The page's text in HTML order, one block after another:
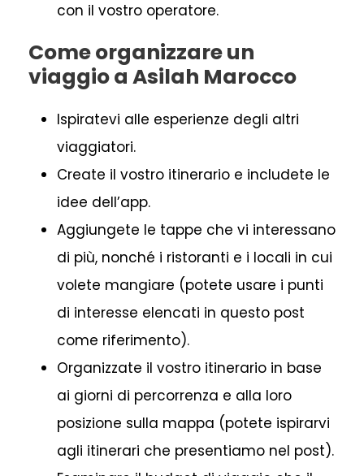
con il vostro operatore.
Come organizzare un
viaggio a Asilah Marocco
Ispiratevi alle esperienze degli altri
viaggiatori.
Create il vostro itinerario e includete le
idee dell’app.
Aggiungete le tappe che vi interessano
di più, nonché i ristoranti e i locali in cui
volete mangiare (potete usare i punti
di interesse elencati in questo post
come riferimento).
Organizzate il vostro itinerario in base
ai giorni di percorrenza e alla loro
posizione sulla mappa (potete ispirarvi
agli itinerari che presentiamo nel post).